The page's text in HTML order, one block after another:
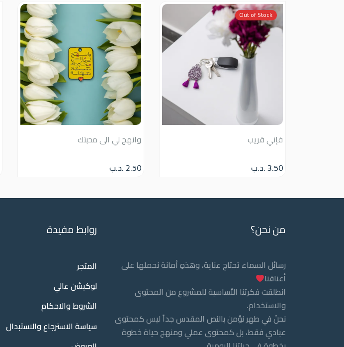
Out of Stock
فإني قريب
3.50.د.ب
وانهج لي الى محبتك
2.50 .د.ب
من نحن؟
رسائل السماء تحتاج عناية، وهذهِ أمانة نحملها على
أعناقنا
انطلقت فكرتنا الأساسية للمشروع من المحتوى
والاستخدام.
نحنُ في طهر نؤمن بالنص المقدس جداً ليس كمحتوى
عبادي فقط، بل كمحتوى عملي ومنهج حياة خطوة
روابط مفيدة
المتجر
لوكيشن عالي
الشروط والاحكام
سياسة الاسترجاع والاستبدال